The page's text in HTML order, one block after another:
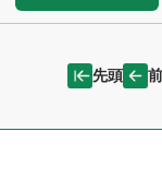
先頭